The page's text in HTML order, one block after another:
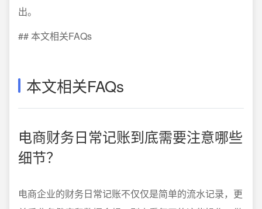
出。
## 本文相关FAQs
本文相关FAQs
电商财务日常记账到底需要注意哪些
细节？
电商企业的财务日常记账不仅仅是简单的流水记录，更